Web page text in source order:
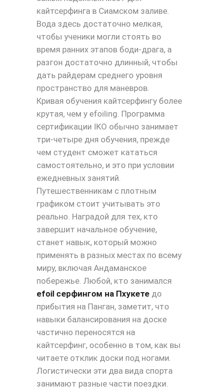
кайтсерфинга в Сиамском заливе.
Вода здесь достаточно мелкая,
чтобы ученики могли стоять во
время ранних этапов боди-драга, а
разгон достаточно длинный, чтобы
дать райдерам среднего уровня
пространство для маневров.
Кривая обучения кайтсерфингу более
крутая, чем у efoiling. Программа
сертификации IKO обычно занимает
три-четыре дня обучения, прежде
чем студент сможет кататься
самостоятельно, и это при условии
ежедневных занятий.
Путешественникам с плотным
графиком стоит учитывать это
реально. Наградой для тех, кто
завершит начальное обучение,
станет навык, который можно
применять в разных местах по всему
миру, включая Андаманское
побережье. Любой, кто занимался
efoil серфингом на Пхукете до
прибытия на Панган, заметит, что
навыки балансирования на доске
частично переносятся на
кайтсерфинг, особенно в том, как вы
читаете отклик доски под ногами.
Логистически эти два вида спорта
занимают разные части поездки.